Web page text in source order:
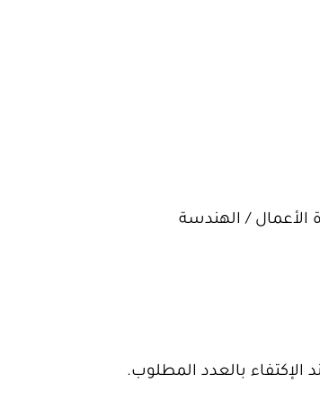
الأعمال / الهندسة
الإكتفاء بالعدد المطلوب.